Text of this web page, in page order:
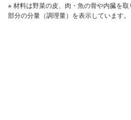
※ 材料は野菜の皮、肉・魚の骨や内臓を
部分の分量（調理量）を表示しています。